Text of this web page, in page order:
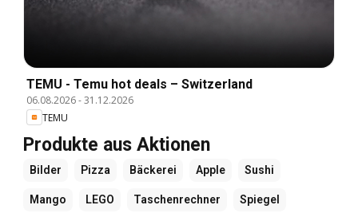
TEMU - Temu hot deals – Switzerland
06.08.2026-31.12.2026
TEMU
Produkte aus Aktionen
Bilder Pizza Bäckerei Apple Sushi
Mango LEGO Taschenrechner Spiegel